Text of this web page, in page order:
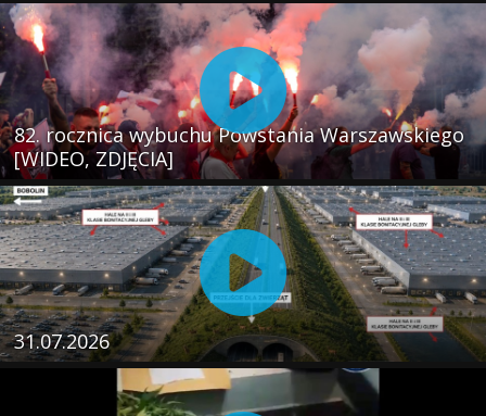
82. rocznica wybuchu Powstania Warszawskiego
[WIDEO, ZDJĘCIA]
31.07.2026